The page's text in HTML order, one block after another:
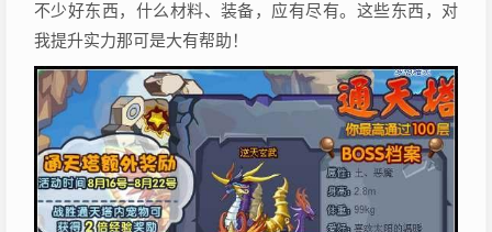
不少好东西，什么材料、装备，应有尽有。这些东西，对
我提升实力那可是大有帮助！